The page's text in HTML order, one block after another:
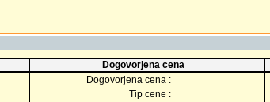
Dogovorjena cena
Dogovorjena cena :
Tip cene :